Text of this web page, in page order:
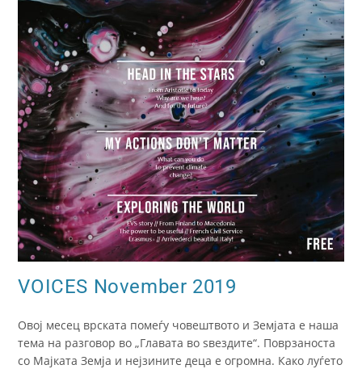
VOICES November 2019
Овој месец врската помеѓу човештвото и Земјата е наша
тема на разговор во „Главата во ѕвездите“. Поврзаноста
со Мајката Земја и нејзините деца е огромна. Како луѓето